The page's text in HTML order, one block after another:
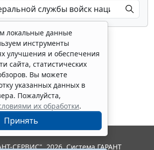
все материалы
локальные данные
инструменты
улучшения и обеспечения
сайта, статистических
Вы можете
указанных данных в
Пожалуйста,
их обработки.
Принять
СЕРВИС", 2026. Система ГАРАНТ